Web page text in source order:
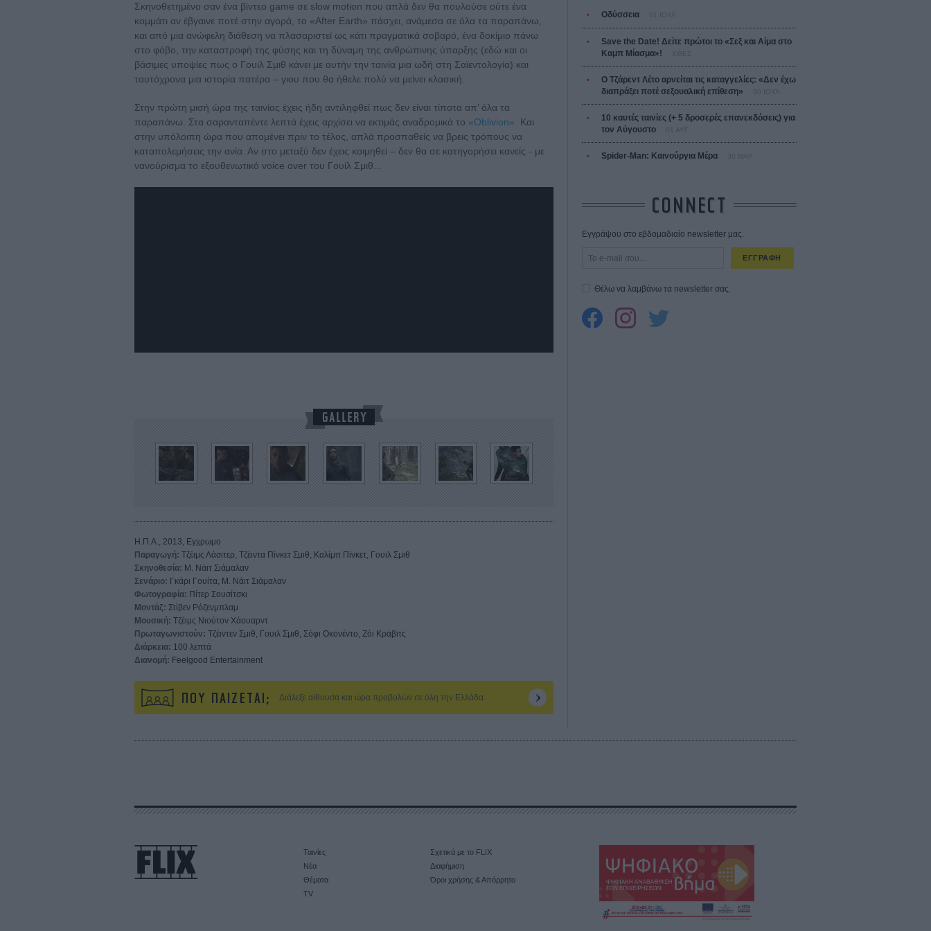
Σκηνοθετημένο σαν ένα βίντεο game σε slow motion που απλά δεν θα πουλούσε ούτε ένα
κομμάτι αν έβγαινε ποτέ στην αγορά, το «After Earth» πάσχει, ανάμεσα σε όλα τα παραπάνω,
και από μια ανώφελη διάθεση να πλασαριστεί ως κάτι πραγματικά σοβαρό, ένα δοκίμιο πάνω
στο φόβο, την καταστροφή της φύσης και τη δύναμη της ανθρώπινης ύπαρξης (εδώ και οι
βάσιμες υποψίες πως ο Γουιλ Σμιθ κάνει με αυτήν την ταινία μια ωδή στη Σαϊεντολογία) και
ταυτόχρονα μια ιστορία πατέρα – γιου που θα ήθελε πολύ να μείνει κλασική.
Στην πρώτη μισή ώρα της ταινίας έχεις ήδη αντιληφθεί πως δεν είναι τίποτα απ’ όλα τα
παραπάνω. Στα σαρανταπέντε λεπτά έχεις αρχίσει να εκτιμάς αναδρομικά το «Oblivion».
Και
στην υπόλοιπη ώρα που απομένει πριν το τέλος, απλά προσπαθείς να βρεις τρόπους να
καταπολεμήσεις την ανία. Αν στο μεταξύ δεν έχεις κοιμηθεί – δεν θα σε κατηγορήσει κανείς - με
νανούρισμα το εξουθενωτικό voice over του Γουίλ Σμιθ...
Η.Π.Α., 2013, Εγχρωμο
Παραγωγή: Τζέιμς Λάσιτερ, Τζέιντα Πίνκετ Σμιθ, Καλίμπ Πίνκετ, Γουιλ Σμιθ
Σκηνοθεσία: Μ. Νάιτ Σιάμαλαν
Σενάριο: Γκάρι Γουίτα, Μ. Νάιτ Σιάμαλαν
Φωτογραφία: Πίτερ Σουσίτσκι
Μοντάζ: Στίβεν Ρόζενμπλαμ
Μουσική: Τζέιμς Νιούτον Χάουαρντ
Πρωταγωνιστούν: Τζέιντεν Σμιθ, Γουιλ Σμιθ, Σόφι Οκονέντο, Ζόι Κράβιτς
Διάρκεια: 100 λεπτά
Διανομή: Feelgood Entertainment
ΠΟΥ ΠΑΙΖΕΤΑΙ; Διάλεξε αίθουσα και ώρα προβολών σε όλη την Ελλάδα
Οδύσσεια
Save the Date! Δείτε πρώτοι το «Σεξ και Αίμα στο
Καμπ Μίασμα»!
ΧΘΕΣ
Ο Τζάρεντ Λέτο αρνείται τις καταγγελίες: «Δεν έχω
διαπράξει ποτέ σεξουαλική επίθεση»
10 καυτές ταινίες (+ 5 δροσερές επανεκδόσεις) για
τον Αύγουστο
Spider-Man: Καινούργια Μέρα 30 ΜΑΡ
CONNECT
Εγγράψου στο εβδομαδιαίο newsletter μας.
ΕΓΓΡΑΦΗ
Θέλω να λαμβάνω τα newsletter σας.
Ταινίες
Νέα
Θέματα
TV
Σχετικά με το FLIX
Διαφήμιση
Όροι χρήσης & Απόρρητο